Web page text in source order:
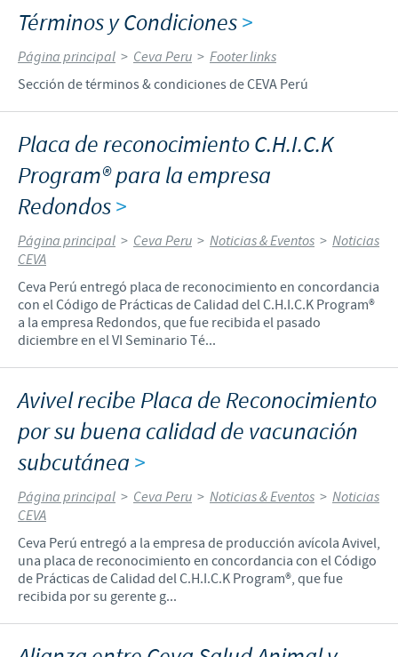
Términos y Condiciones>
Página principal > Ceva Peru > Footer links
Sección de términos & condiciones de CEVA Perú
Placa de reconocimiento C.H.I.C.K
Program® para la empresa
Redondos>
Página principal > Ceva Peru > Noticias & Eventos > Noticias
CEVA
Ceva Perú entregó placa de reconocimiento en concordancia
con el Código de Prácticas de Calidad del C.H.I.C.K Program®
a la empresa Redondos, que fue recibida el pasado
diciembre en el VI Seminario Té...
Avivel recibe Placa de Reconocimiento
por su buena calidad de vacunación
subcutánea >
Página principal > Ceva Peru > Noticias & Eventos > Noticias
CEVA
Ceva Perú entregó a la empresa de producción avícola Avivel,
una placa de reconocimiento en concordancia con el Código
de Prácticas de Calidad del C.H.I.C.K Program®, que fue
recibida por su gerente g...